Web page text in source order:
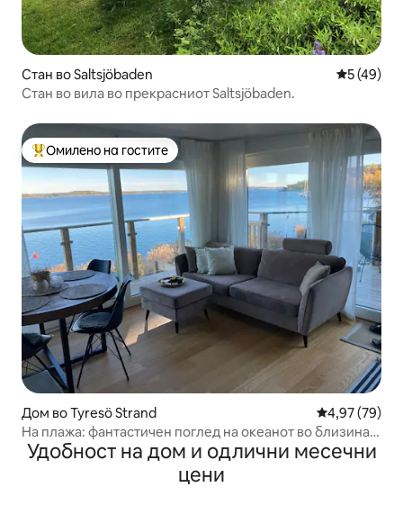
Стан во Saltsjöbaden Просечна
5 (49)
Стан во вила во прекрасниот Saltsjöbaden.
Меѓу најуспешните „Омилени на гостите“
Омилено на гостите
Дом во Tyresö Strand Просечна
4,97 (79)
На плажа: фантастичен поглед на океанот во близина
на Стокхолм
Удобност на дом и одлични месечни
цени